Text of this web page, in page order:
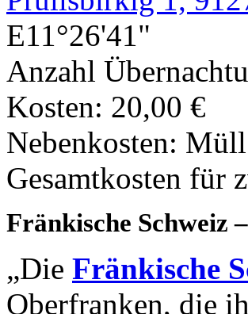
E11°26'41"
Anzahl
Kosten: 20,00 €
Nebenkosten:
Gesamtkosten für
Fränkische Schweiz
„Die Fränkische
Oberfranken, die